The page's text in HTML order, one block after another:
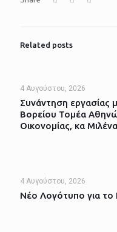
Related posts
4 Αυγούστου, 2026
Συνάντηση εργασίας
Βορείου Τομέα
Οικονομίας, κα
4 Αυγούστου, 2026
Νέο Λογότυπο για το